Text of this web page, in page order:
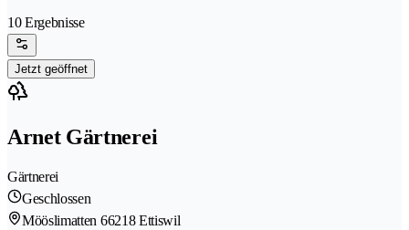
10 Ergebnisse
Jetzt geöffnet
Arnet Gärtnerei
Gärtnerei
Geschlossen
Mööslimatten 66218 Ettiswil